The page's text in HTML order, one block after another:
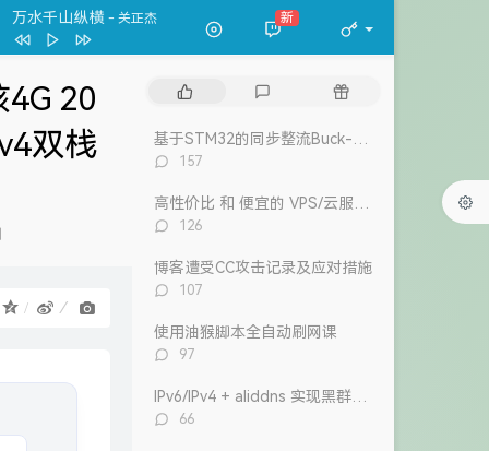
万水千山纵横 - 关正杰
一格格 卫兰
我的宣言 周柏豪
狮子山下 罗文
张国荣
古巨基
陈奕迅 / eason and the duo band
目前
新
20
双栈
文
章
评
随
评
数：
157
评
数：
126
博客遭受CC攻击记录及应对措施
评
数：
107
使用油猴脚本全自动刷网课
评
数：
97
评
66